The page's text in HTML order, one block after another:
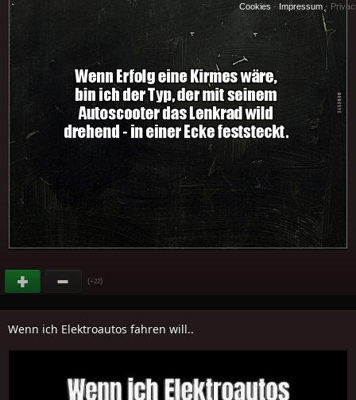
(+22)
Wenn ich Elektroautos fahren will..
Cookies - Impressum -